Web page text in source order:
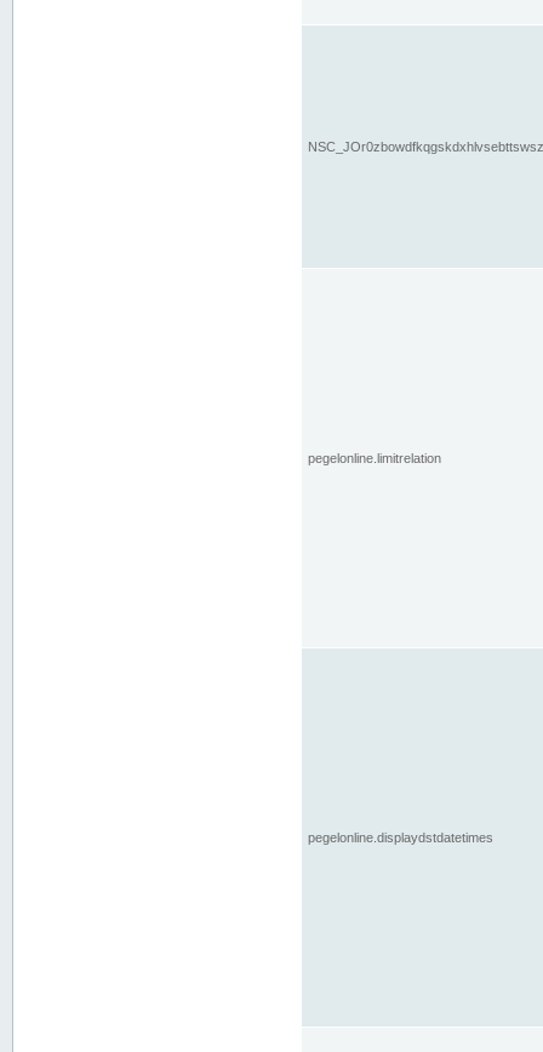
pegelonline.limitrelation
pegelonline.displaydstdatetimes